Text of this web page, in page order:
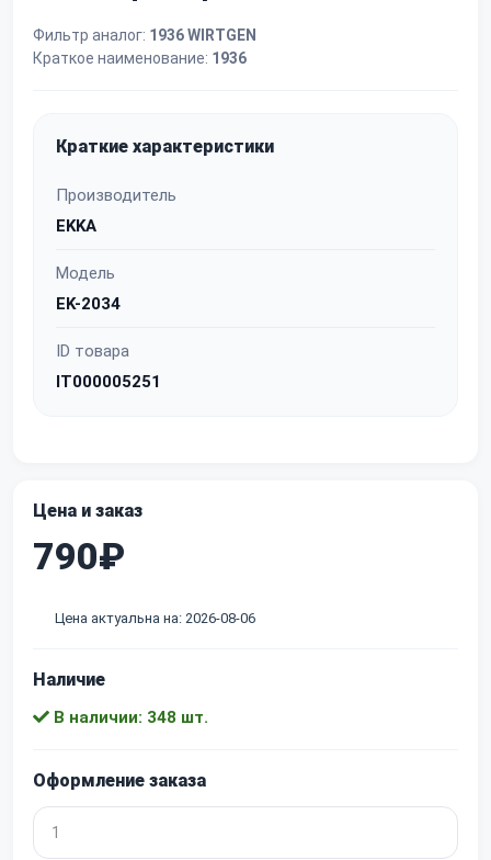
Фильтр аналог: 1936 WIRTGEN
Краткое наименование: 1936
Краткие характеристики
Производитель
EKKA
Модель
EK-2034
ID товара
IT000005251
Цена и заказ
790₽
Цена актуальна на: 2026-08-06
Наличие
В наличии: 348 шт.
Оформление заказа